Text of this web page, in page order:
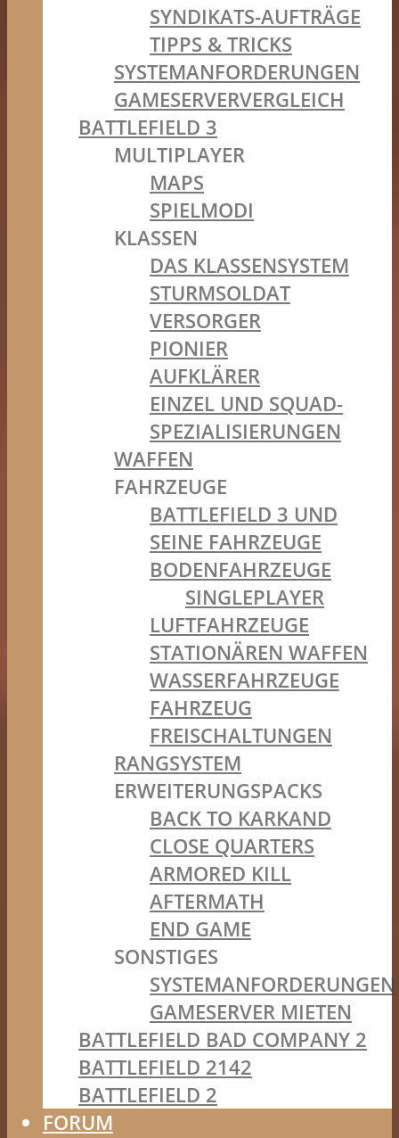
SYNDIKATS-AUFTRÄGE
TIPPS & TRICKS
SYSTEMANFORDERUNGEN
GAMESERVERVERGLEICH
BATTLEFIELD 3
MULTIPLAYER
MAPS
SPIELMODI
KLASSEN
DAS KLASSENSYSTEM
STURMSOLDAT
VERSORGER
PIONIER
AUFKLÄRER
EINZEL UND SQUAD-
SPEZIALISIERUNGEN
WAFFEN
FAHRZEUGE
BATTLEFIELD 3 UND
SEINE FAHRZEUGE
BODENFAHRZEUGE
SINGLEPLAYER
LUFTFAHRZEUGE
STATIONÄREN WAFFEN
WASSERFAHRZEUGE
FAHRZEUG
FREISCHALTUNGEN
RANGSYSTEM
ERWEITERUNGSPACKS
BACK TO KARKAND
CLOSE QUARTERS
ARMORED KILL
AFTERMATH
END GAME
SONSTIGES
SYSTEMANFORDERUNGEN
GAMESERVER MIETEN
BATTLEFIELD BAD COMPANY 2
BATTLEFIELD 2142
BATTLEFIELD 2
FORUM